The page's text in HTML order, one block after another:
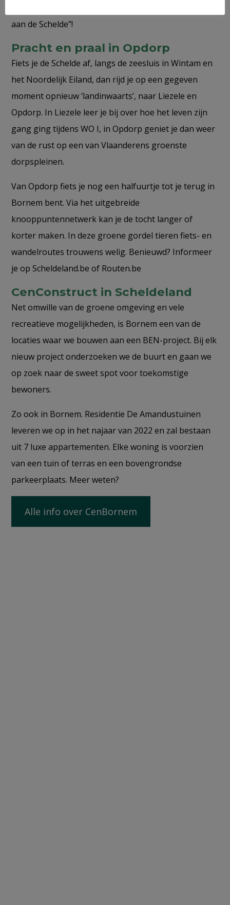
aan de Schelde”!
Pracht en praal in Opdorp
Fiets je de Schelde af, langs de zeesluis in Wintam en
het Noordelijk Eiland, dan rijd je op een gegeven
moment opnieuw ‘landinwaarts’, naar Liezele en
Opdorp. In Liezele leer je bij over hoe het leven zijn
gang ging tijdens WO I, in Opdorp geniet je dan weer
van de rust op een van Vlaanderens groenste
dorpspleinen.
Van Opdorp fiets je nog een halfuurtje tot je terug in
Bornem bent. Via het uitgebreide
knooppuntennetwerk kan je de tocht langer of
korter maken. In deze groene gordel tieren fiets- en
wandelroutes trouwens welig. Benieuwd? Informeer
je op Scheldeland.be of Routen.be
CenConstruct in Scheldeland
Net omwille van de groene omgeving en vele
recreatieve mogelijkheden, is Bornem een van de
locaties waar we bouwen aan een BEN-project. Bij elk
nieuw project onderzoeken we de buurt en gaan we
op zoek naar de sweet spot voor toekomstige
bewoners.
Zo ook in Bornem. Residentie De Amandustuinen
leveren we op in het najaar van 2022 en zal bestaan
uit 7 luxe appartementen. Elke woning is voorzien
van een tuin of terras en een bovengrondse
parkeerplaats. Meer weten?
Alle info over CenBornem